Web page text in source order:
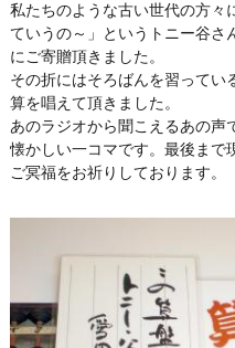
私たちのような古い世代の方々
ていうの～」というトニー谷さ
にご寄贈頂きました。
その折にはそろばんを習ってい
算を唱えて頂きました。
あのラジオから聞こえるあの声
懐かしい一コマです。最後まで
ご冥福をお祈りしております。